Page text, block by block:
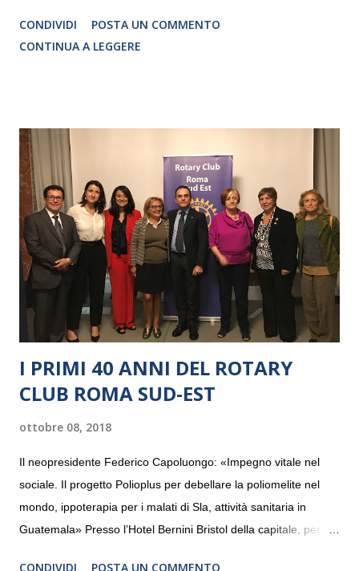
CRISTINA PEZZOLI
CONDIVIDI
POSTA UN COMMENTO
CONTINUA A LEGGERE
I PRIMI 40 ANNI DEL ROTARY
CLUB ROMA SUD-EST
ottobre 08, 2018
Il neopresidente Federico Capoluongo: «Impegno vitale nel
sociale. Il progetto Polioplus per debellare la poliomelite nel
mondo, ippoterapia per i malati di Sla, attività sanitaria in
Guatemala» Presso l’Hotel Bernini Bristol della capitale, per la
CONDIVIDI POSTA UN COMMENTO